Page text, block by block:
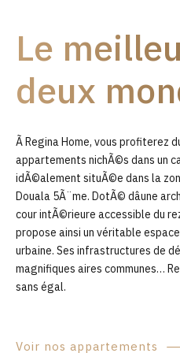
0
Le
deux
Ã Regina Home, vous profiterez
appartements nichÃ©s dans un
idÃ©alement situÃ©e dans la
Douala 5Ã¨me. DotÃ© dâune
cour intÃ©rieure accessible du
propose ainsi un véritable
urbaine. Ses infrastructures de
magnifiques aires communes…
sans égal.
Voir nos appartements